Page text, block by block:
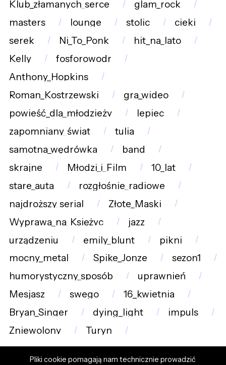
Klub_złamanych_serce
glam_rock
masters
lounge stolic
cieki
serek
Ni_To_Ponk
hit_na_lato
Kelly
fosforowodr
Anthony_Hopkins
Roman_Kostrzewski
gra_wideo
powieść_dla_młodzieży
lepiec
zapomniany_świat
tulia
samotna_wędrówka
band
skrajne
Młodzi_i_Film
10_lat
stare_auta
rozgłośnie_radiowe
najdroższy_serial
Złote_Maski
Wyprawa_na_Księżyc
jazz
urządzeniu
emily_blunt
pikni
mocny_metal
Spike_Jonze
sezon1
humorystyczny_sposób
uprawnień
Mesjasz
swego
16_kwietnia
Bryan_Singer
dying_light
impuls
Zniewolony
Turyn
Pliki cookie pomagają nam technicznie prowadzić